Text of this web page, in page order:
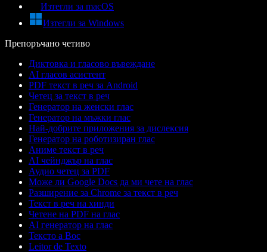
Изтегли за macOS
Изтегли за Windows
Препоръчано четиво
Диктовка и гласово въвеждане
AI гласов асистент
PDF текст в реч за Android
Четец за текст в реч
Генератор на женски глас
Генератор на мъжки глас
Най-добрите приложения за дислексия
Генератор на роботизиран глас
Аниме текст в реч
AI чейнджър на глас
Аудио четец за PDF
Може ли Google Docs да ми чете на глас
Разширение за Chrome за текст в реч
Текст в реч на хинди
Четене на PDF на глас
AI генератор на глас
Тексто а Вос
Leitor de Texto